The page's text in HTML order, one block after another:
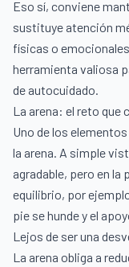
Eso sí, conviene
sustituye atención
físicas o
herramienta valiosa
de autocuidado.
La arena: el reto que
Uno de los
la arena. A simple
agradable, pero en
equilibrio, por
pie se hunde y el
Lejos de ser una
La arena obliga a